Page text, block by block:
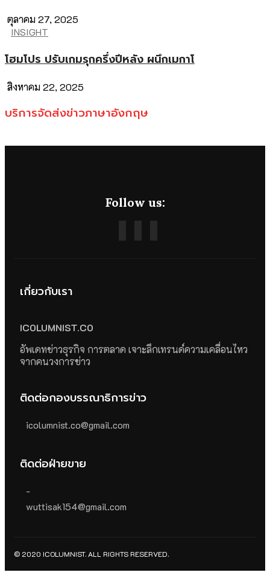
ตุลาคม 27, 2025
INSIGHT
โฮมโปร ปรับเกมรุกครึ่งปีหลัง ผนึกเมกาโ
สิงหาคม 22, 2025
บริการจัดส่งข่าวภาษาอังกฤษ
Follow us:
เกี่ยวกับเรา
ICOLUMNIST.CO
อัพเดทข่าวธุรกิจ การตลาด เจาะลึกเทรนด์ความเคลื่อนไหว
จากคนวงการข่าว
ติดต่อกองบรรณาธิการข่าว
icolumnist.co@gmail.com
ติดต่อฝ่ายขาย
-
wuttisak154@gmail.com
© 2020 ICOLUMNIST. ALL RIGHTS RESERVED.